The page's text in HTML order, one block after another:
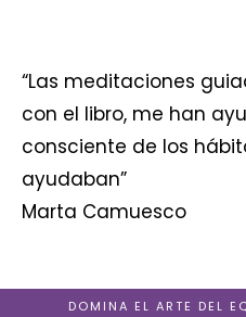
“Las meditaciones
con el libro, me han
consciente de los
ayudaban”
Marta Camuesco
DOMINA EL ARTE DEL